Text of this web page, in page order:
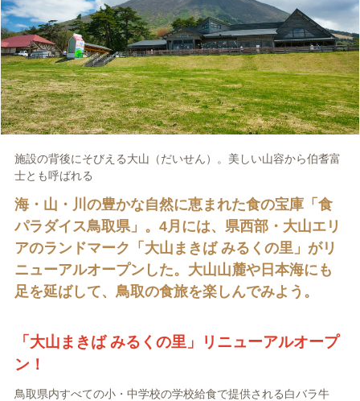
施設の背後にそびえる大山（だいせん）。美しい山容から伯耆富
士とも呼ばれる
海・山・川の豊かな自然に恵まれた食の宝庫「食
パラダイス鳥取県」。4月には、県西部・大山エリ
アのランドマーク「大山まきば みるくの里」がリ
ニューアルオープンした。大山山麓や日本海にも
足を延ばして、鳥取の食旅を楽しんでみよう。
「大山まきば みるくの里」リニューアルオープ
ン！
鳥取県内すべての小・中学校の学校給食で提供される白バラ牛